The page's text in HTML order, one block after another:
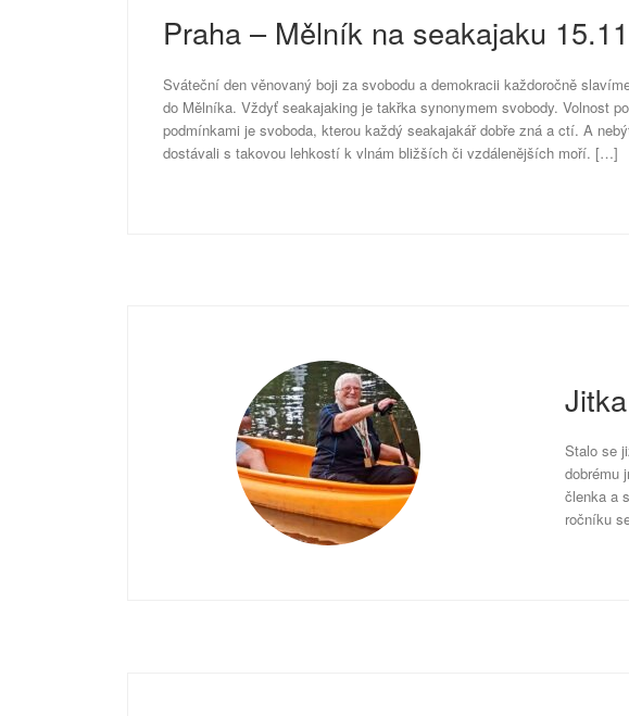
Praha – Mělník na seakajaku
Sváteční den věnovaný boji za svobodu a demokracii každoročně
do Mělníka. Vždyť seakajaking je takřka synonymem svobody. Volnost
podmínkami je svoboda, kterou každý seakajakář dobře zná a ctí. A
dostávali s takovou lehkostí k vlnám bližších či vzdálenějších moří. […]
Stalo se
dobrému
členka a
ročníku